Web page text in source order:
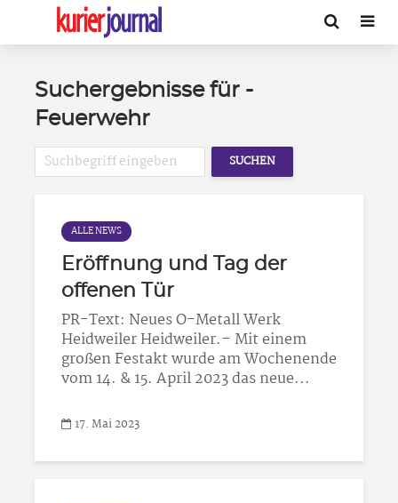
Suchergebnisse für -
Feuerwehr
SUCHEN
ALLE NEWS
Eröffnung und Tag der
offenen Tür
PR-Text: Neues O-Metall Werk
Heidweiler Heidweiler.– Mit einem
großen Festakt wurde am Wochenende
vom 14. & 15. April 2023 das neue...
17. Mai 2023